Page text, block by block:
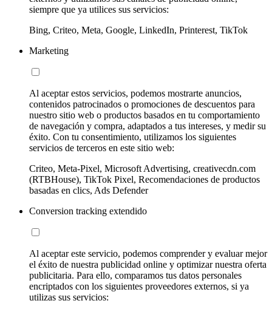
siempre que ya utilices sus servicios:
Bing, Criteo, Meta, Google, LinkedIn, Printerest, TikTok
Marketing
Al aceptar estos servicios, podemos mostrarte anuncios,
contenidos patrocinados o promociones de descuentos para
nuestro sitio web o productos basados en tu comportamiento
de navegación y compra, adaptados a tus intereses, y medir su
éxito. Con tu consentimiento, utilizamos los siguientes
servicios de terceros en este sitio web:
Criteo, Meta-Pixel, Microsoft Advertising, creativecdn.com
(RTBHouse), TikTok Pixel, Recomendaciones de productos
basadas en clics, Ads Defender
Conversion tracking extendido
Al aceptar este servicio, podemos comprender y evaluar mejor
el éxito de nuestra publicidad online y optimizar nuestra oferta
publicitaria. Para ello, comparamos tus datos personales
encriptados con los siguientes proveedores externos, si ya
utilizas sus servicios: